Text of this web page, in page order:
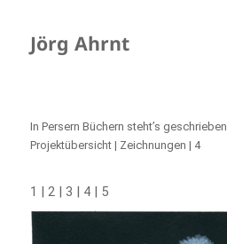
Jörg Ahrnt
In Persern Büchern steht’s geschrieben
Projektübersicht | Zeichnungen | 4
1 |2 3 4 5